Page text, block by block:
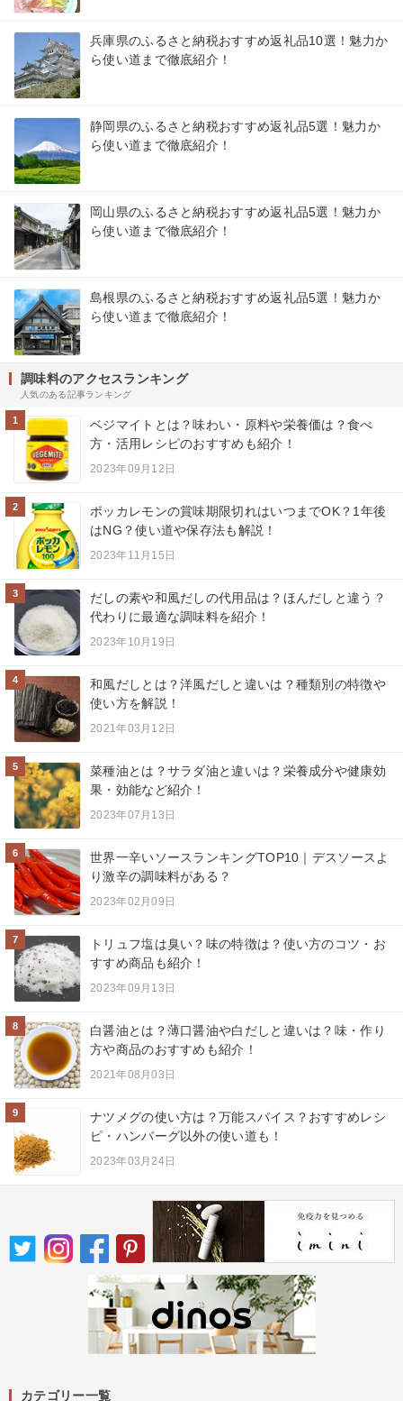
兵庫県のふるさと納税おすすめ返礼品10選！魅力か
ら使い道まで徹底紹介！
静岡県のふるさと納税おすすめ返礼品5選！魅力か
ら使い道まで徹底紹介！
岡山県のふるさと納税おすすめ返礼品5選！魅力か
ら使い道まで徹底紹介！
島根県のふるさと納税おすすめ返礼品5選！魅力か
ら使い道まで徹底紹介！
調味料のアクセスランキング
人気のある記事ランキング
1
ベジマイトとは？味わい・原料や栄養価は？食べ
方・活用レシピのおすすめも紹介！
2023年09月12日
2
ポッカレモンの賞味期限切れはいつまでOK？1年後
はNG？使い道や保存法も解説！
2023年11月15日
3
だしの素や和風だしの代用品は？ほんだしと違う？
代わりに最適な調味料を紹介！
2023年10月19日
4
和風だしとは？洋風だしと違いは？種類別の特徴や
使い方を解説！
2021年03月12日
5
菜種油とは？サラダ油と違いは？栄養成分や健康効
果・効能など紹介！
2023年07月13日
6
世界一辛いソースランキングTOP10｜デスソースよ
り激辛の調味料がある？
2023年02月09日
7
トリュフ塩は臭い？味の特徴は？使い方のコツ・お
すすめ商品も紹介！
2023年09月13日
8
白醤油とは？薄口醤油や白だしと違いは？味・作り
方や商品のおすすめも紹介！
2021年08月03日
9
ナツメグの使い方は？万能スパイス？おすすめレシ
ピ・ハンバーグ以外の使い道も！
2023年03月24日
カテゴリー一覧